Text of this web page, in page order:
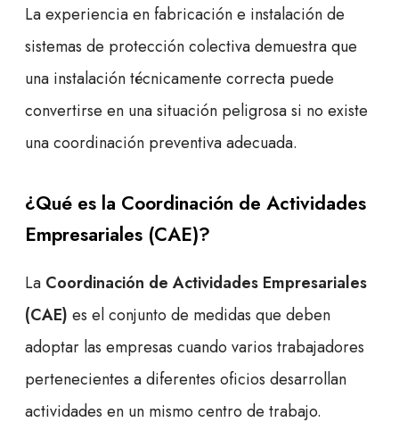
La experiencia en fabricación e instalación de
sistemas de protección colectiva demuestra que
una instalación técnicamente correcta puede
convertirse en una situación peligrosa si no existe
una coordinación preventiva adecuada.
¿Qué es la Coordinación de Actividades
Empresariales (CAE)?
La Coordinación de Actividades Empresariales
(CAE) es el conjunto de medidas que deben
adoptar las empresas cuando varios trabajadores
pertenecientes a diferentes oficios desarrollan
actividades en un mismo centro de trabajo.